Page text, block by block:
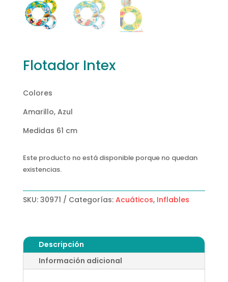
Flotador Intex
Colores
Amarillo, Azul
Medidas 61 cm
Este producto no está disponible porque no quedan
existencias.
SKU: 30971 Categorías: Acuáticos, Inflables
Descripción
Información adicional